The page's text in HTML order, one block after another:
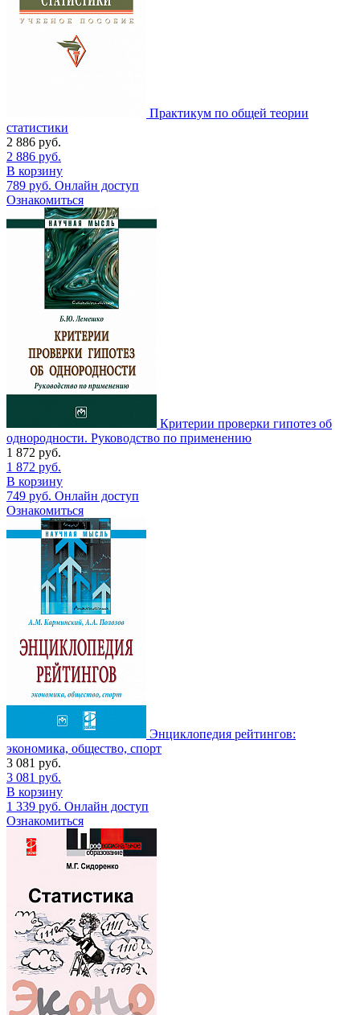
Практикум по общей теории
статистики
2 886 руб.
2 886 руб.
В корзину
789 руб. Онлайн доступ
Ознакомиться
Критерии проверки гипотез об
однородности. Руководство по применению
1 872 руб.
1 872 руб.
В корзину
749 руб. Онлайн доступ
Ознакомиться
Энциклопедия рейтингов:
экономика, общество, спорт
3 081 руб.
3 081 руб.
В корзину
1 339 руб. Онлайн доступ
Ознакомиться